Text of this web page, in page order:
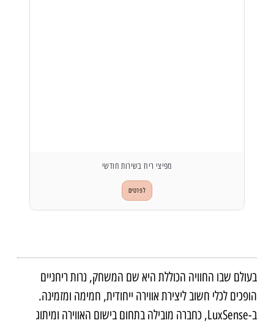
מפיצי ריח בשירות חודשי
לפרטים
בעולם שבו החוויה הכוללת היא שם המשחק, נרות ריחניים
הופכים לכלי חשוב ליצירת אווירה ייחודית, חמימה ומזמינה.
ב-LuxSense, כחברה מובילה בתחום בישום האווירה ומיתוג